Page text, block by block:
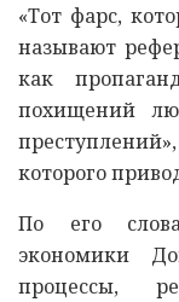
«Тот фарс,
называют
как
похищений
которого
По его
экономики
процессы,